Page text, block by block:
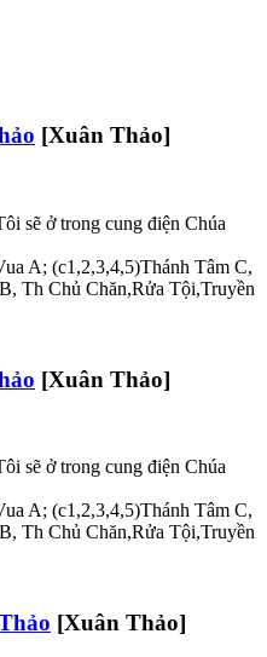
[Xuân Thảo]
sẽ ở trong cung điện Chúa
A; (c1,2,3,4,5)Thánh Tâm C,
Th Chủ Chăn,Rửa Tội,Truyền
[Xuân Thảo]
sẽ ở trong cung điện Chúa
A; (c1,2,3,4,5)Thánh Tâm C,
Th Chủ Chăn,Rửa Tội,Truyền
[Xuân Thảo]